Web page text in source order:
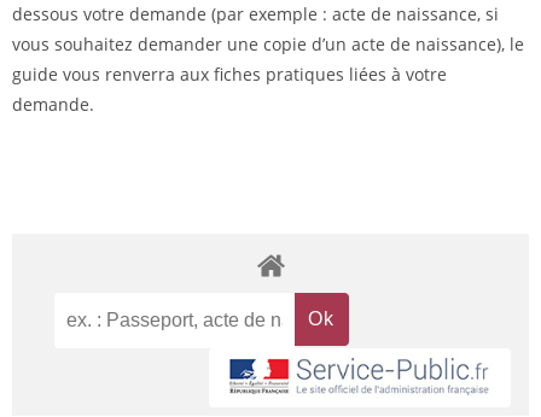
dessous votre demande (par exemple : acte de naissance, si
vous souhaitez demander une copie d’un acte de naissance), le
guide vous renverra aux fiches pratiques liées à votre
demande.